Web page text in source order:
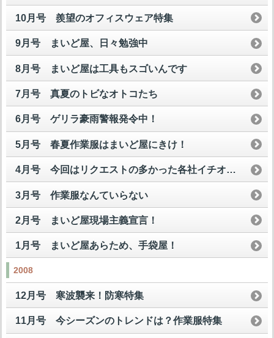
10月号 羨望のオフィスウェア特集
9月号 まいど屋、日々勉強中
8月号 まいど屋は工具もスゴいんです
7月号 真夏のトビなオトコたち
6月号 ゲリラ豪雨警報発令中！
5月号 春夏作業服はまいど屋にきけ！
4月号 今回はリクエストの多かった各社イチオシ安全スニーカーを一挙公開して魅せますスペシャル！
3月号 作業服なんていらない
2月号 まいど屋現場主義宣言！
1月号 まいど屋あらため、手袋屋！
2008
12月号 寒波襲来！防寒特集
11月号 今シーズンのトレンドは？作業服特集